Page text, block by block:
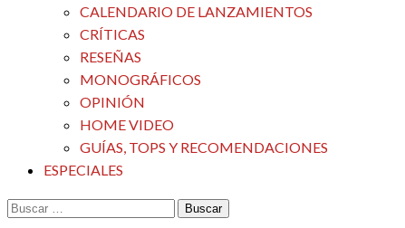
CALENDARIO DE LANZAMIENTOS
CRÍTICAS
RESEÑAS
MONOGRÁFICOS
OPINIÓN
HOME VIDEO
GUÍAS, TOPS Y RECOMENDACIONES
ESPECIALES
Buscar: